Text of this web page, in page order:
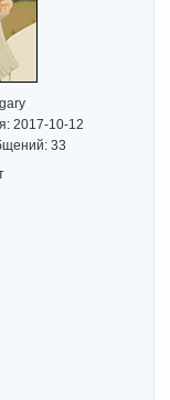
2017-10-12
33